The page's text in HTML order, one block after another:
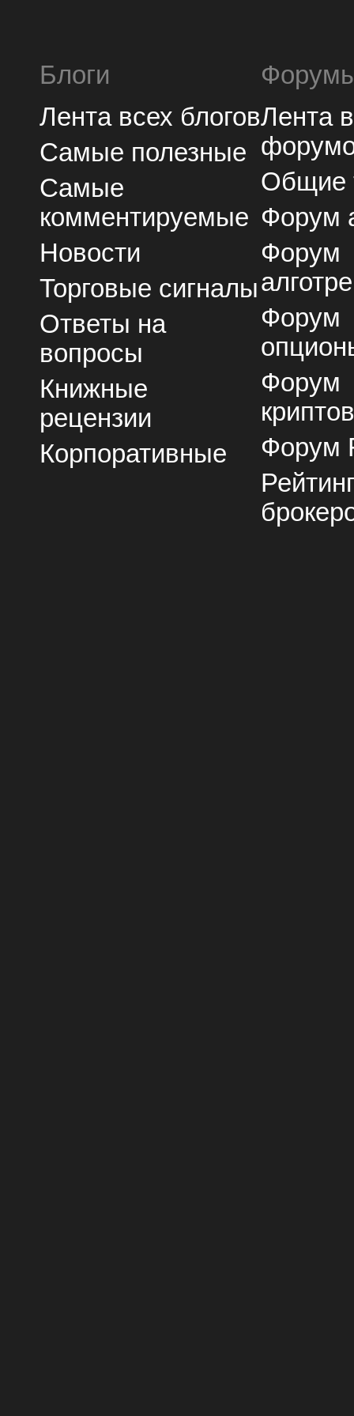
Блоги
Лента всех блогов
Самые полезные
Самые
комментируемые
Новости
Торговые сигналы
Ответы на
вопросы
Книжные
рецензии
Корпоративные
Лента
Общие
Форум
Форум
Форум
Форум
Форум